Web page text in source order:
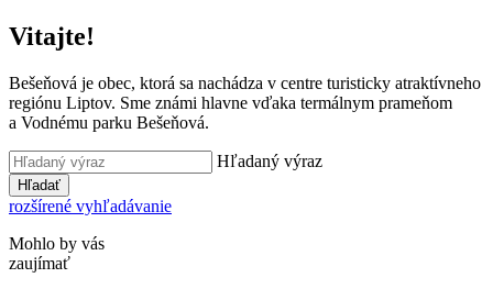
Vitajte!
Bešeňová je obec, ktorá sa nachádza v centre turisticky atraktívneho
regiónu Liptov. Sme známi hlavne vďaka termálnym prameňom
a Vodnému parku Bešeňová.
Hľadaný výraz
Hľadať
rozšírené vyhľadávanie
Mohlo by vás
zaujímať